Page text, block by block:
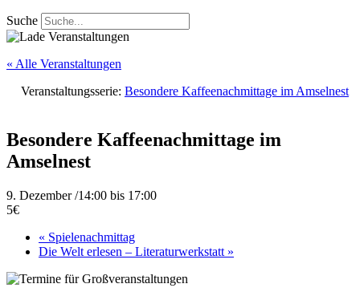
Suche
« Alle Veranstaltungen
Veranstaltungsserie: Besondere Kaffeenachmittage im Amselnest
Besondere Kaffeenachmittage im
Amselnest
9. Dezember /14:00 bis 17:00
5€
« Spielenachmittag
Die Welt erlesen – Literaturwerkstatt »